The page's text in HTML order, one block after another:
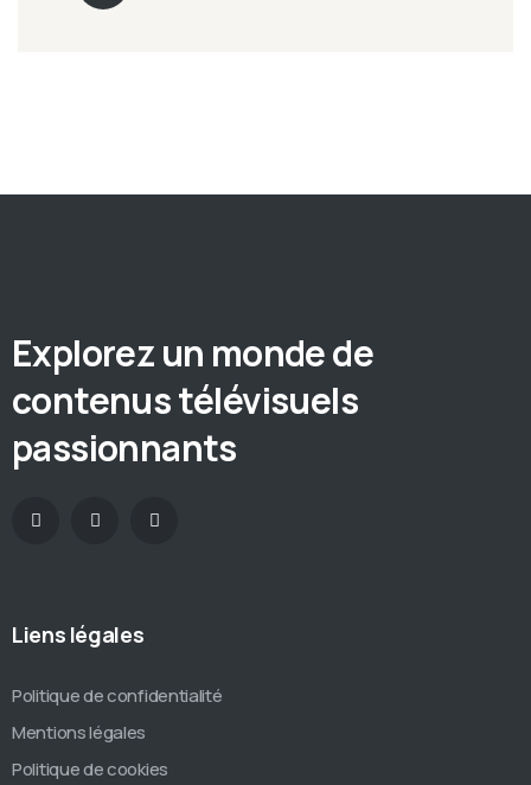
Explorez un monde de
contenus télévisuels
passionnants
Liens légales
Politique de confidentialité
Mentions légales
Politique de cookies